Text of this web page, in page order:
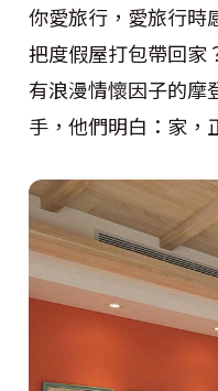
你愛旅行，愛旅行時
把度假屋打包帶回家
有浪漫情懷因子的摩
手，他們明白：家，